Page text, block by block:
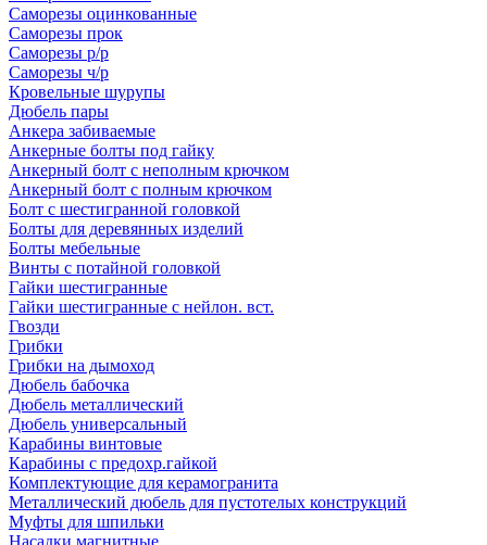
Саморезы оцинкованные
Саморезы прок
Саморезы р/р
Саморезы ч/р
Кровельные шурупы
Дюбель пары
Анкера забиваемые
Анкерные болты под гайку
Анкерный болт с неполным крючком
Анкерный болт с полным крючком
Болт с шестигранной головкой
Болты для деревянных изделий
Болты мебельные
Винты с потайной головкой
Гайки шестигранные
Гайки шестигранные с нейлон. вст.
Гвозди
Грибки
Грибки на дымоход
Дюбель бабочка
Дюбель металлический
Дюбель универсальный
Карабины винтовые
Карабины с предохр.гайкой
Комплектующие для керамогранита
Металлический дюбель для пустотелых конструкций
Муфты для шпильки
Насадки магнитные